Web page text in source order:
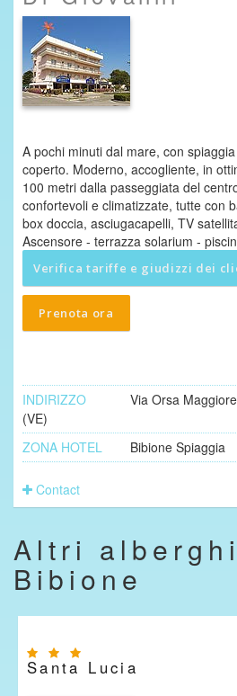
A pochi minuti dal mare, con
coperto. Moderno, accogliente, in
100 metri dalla passeggiata del
confortevoli e climatizzate, tutte con
box doccia, asciugacapelli, TV
Ascensore - terrazza solarium -
Verifica tariffe e giudizzi dei
Prenota ora
INDIRIZZO
Via Orsa
(VE)
ZONA HOTEL
Bibione Spiaggia
Contact
Altri
Bibione
Santa Lucia